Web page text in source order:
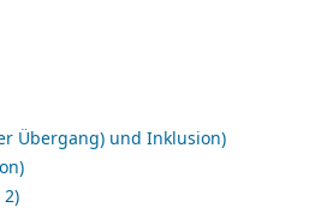
Übergang) und Inklusion)